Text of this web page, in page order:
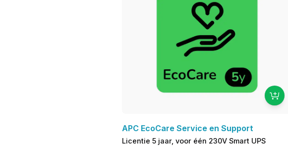
APC EcoCare Service en Support
Licentie 5 jaar, voor één 230V Smart UPS